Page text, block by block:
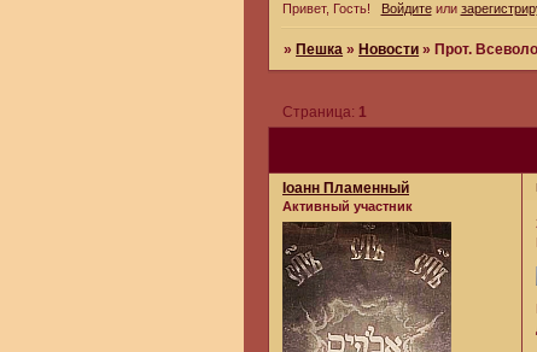
Привет, Гость! Войдитеили
» Пешка » Новости » Прот.
Страница: 1
Iоанн Пламенный
Активный участник